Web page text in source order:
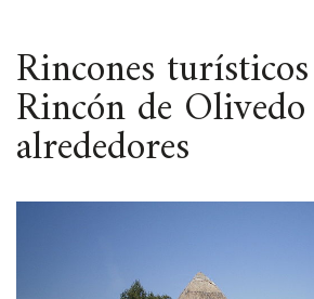
Rincones
Rincón de
alrededores